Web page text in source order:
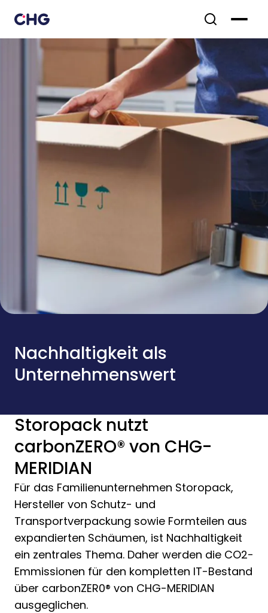
Nachhaltigkeit als
Unternehmenswert
Storopack nutzt
carbonZERO® von CHG-
MERIDIAN
Für das Familienunternehmen Storopack,
Hersteller von Schutz- und
Transportverpackung sowie Formteilen aus
expandierten Schäumen, ist Nachhaltigkeit
ein zentrales Thema. Daher werden die CO2-
Emmissionen für den kompletten IT-Bestand
über carbonZER0® von CHG-MERIDIAN
ausgeglichen.